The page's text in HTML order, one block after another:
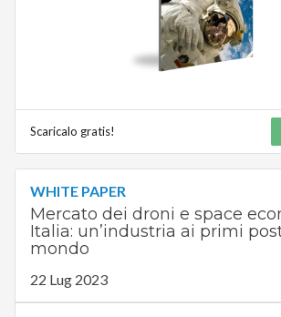
Scaricalo gratis!
WHITE PAPER
Mercato dei droni e space
Italia: un’industria ai primi
mondo
22 Lug 2023